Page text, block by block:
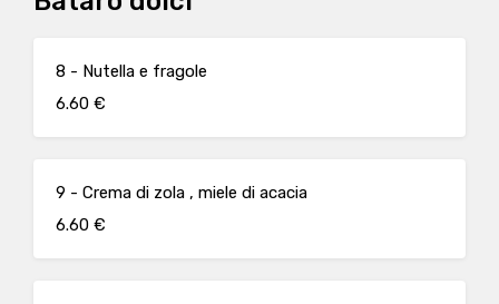
8 - Nutella e fragole
6.60 €
9 - Crema di zola , miele di acacia
6.60 €